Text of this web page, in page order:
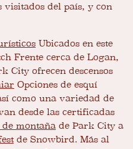
visitados del país, y con
Ubicados en este
Frente cerca de Logan,
City ofrecen descensos
Opciones de esquí
como una variedad de
desde las certificadas
montaña de Park City a
de Snowbird. Más al